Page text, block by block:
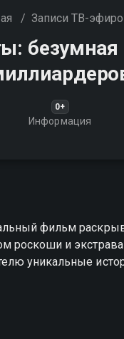
/ Записи ТВ-
безумная
0+
Информация
фильм
роскоши и
уникальные
плавучих